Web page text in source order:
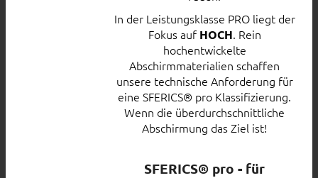
In der Leistungsklasse PRO liegt der
Fokus auf HOCH. Rein
hochentwickelte
Abschirmmaterialien schaffen
unsere technische Anforderung für
eine SFERICS® pro Klassifizierung.
Wenn die überdurchschnittliche
Abschirmung das Ziel ist!
SFERICS® pro - für